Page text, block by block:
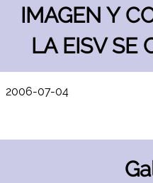
IMAGEN Y
LA EISV SE
2006-07-04